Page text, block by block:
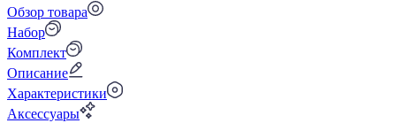
Обзор товара
Набор
Комплект
Описание
Характеристики
Аксессуары